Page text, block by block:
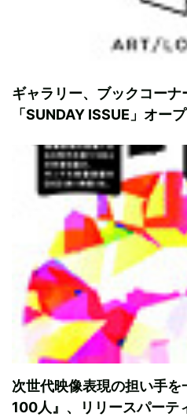
ギャラリー、ブックコー
「SUNDAY ISSUE」オー
次世代映像表現の担い手
100人』、リリースパーテ